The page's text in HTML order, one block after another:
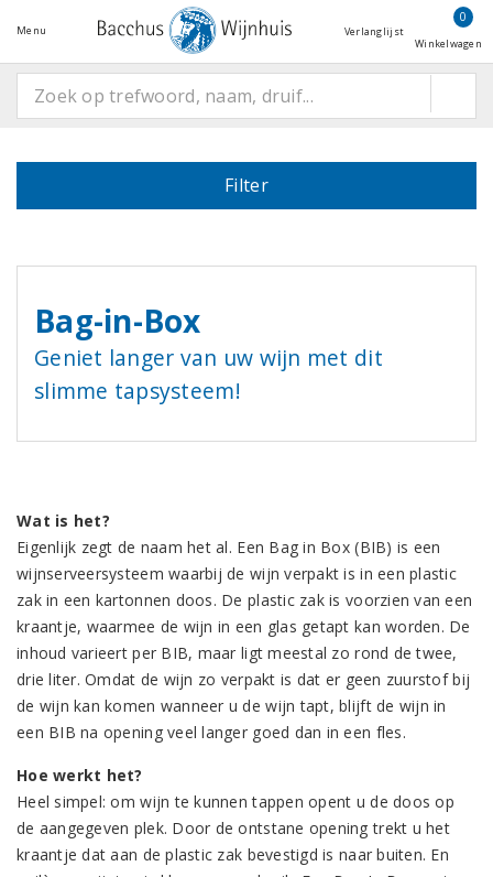
Menu Verlanglijst
0
Winkelwagen
Filter
Bag-in-Box
Geniet langer van uw wijn met dit
slimme tapsysteem!
Wat is het?
Eigenlijk zegt de naam het al. Een Bag in Box (BIB) is een
wijnserveersysteem waarbij de wijn verpakt is in een plastic
zak in een kartonnen doos. De plastic zak is voorzien van een
kraantje, waarmee de wijn in een glas getapt kan worden. De
inhoud varieert per BIB, maar ligt meestal zo rond de twee,
drie liter. Omdat de wijn zo verpakt is dat er geen zuurstof bij
de wijn kan komen wanneer u de wijn tapt, blijft de wijn in
een BIB na opening veel langer goed dan in een fles.
Hoe werkt het?
Heel simpel: om wijn te kunnen tappen opent u de doos op
de aangegeven plek. Door de ontstane opening trekt u het
kraantje dat aan de plastic zak bevestigd is naar buiten. En